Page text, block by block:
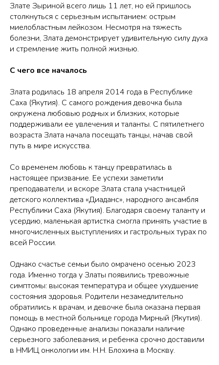
Злате Зыриной всего лишь 11 лет, но ей пришлось
столкнуться с серьезным испытанием: острым
миелобластным лейкозом. Несмотря на тяжесть
болезни, Злата демонстрирует удивительную силу духа
и стремление жить полной жизнью.
С чего все началось
Злата родилась 18 апреля 2014 года в Республике
Саха (Якутия). С самого рождения девочка была
окружена любовью родных и близких, которые
поддерживали ее увлечения и таланты. С пятилетнего
возраста Злата начала посещать танцы, начав свой
путь в мире искусства.
Со временем любовь к танцу превратилась в
настоящее призвание. Ее успехи заметили
преподаватели, и вскоре Злата стала участницей
детского коллектива «Диаданс», народного ансамбля
Республики Саха (Якутия). Благодаря своему таланту и
усердию, маленькая артистка смогла принять участие в
многочисленных выступлениях и гастрольных турах по
всей России.
Однако счастье семьи было омрачено осенью 2023
года. Именно тогда у Златы появились тревожные
симптомы: высокая температура и общее ухудшение
состояния здоровья. Родители незамедлительно
обратились к врачам, и девочке была оказана первая
помощь в местной больнице города Мирный (Якутия).
Однако проведенные анализы показали наличие
серьезного заболевания, и ребенка срочно доставили
в НМИЦ онкологии им. Н.Н. Блохина в Москву.